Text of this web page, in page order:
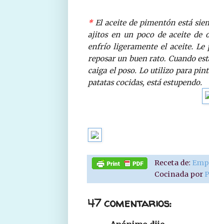
*El aceite de pimentón está
ajitos en un poco de aceite
enfrío ligeramente el aceite.
reposar un buen rato. Cuando
caiga el poso. Lo utilizo para
patatas cocidas, está estupendo.
Receta de:
Cocinada por
47 comentarios: